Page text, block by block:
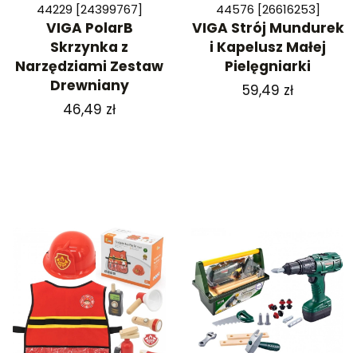
44229 [24399767]
VIGA PolarB
Skrzynka z
Narzędziami Zestaw
Drewniany
Cena
46,49 zł
44576 [26616253]
VIGA Strój Mundurek
i Kapelusz Małej
Pielęgniarki
Cena
59,49 zł